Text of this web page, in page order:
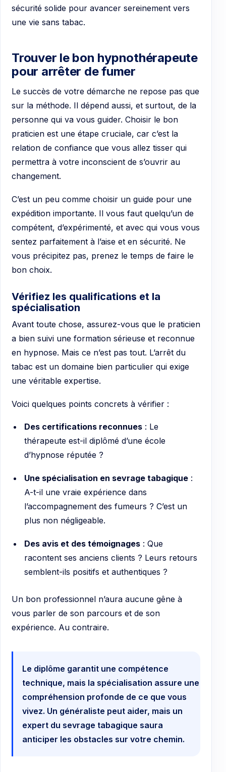
sécurité solide pour avancer sereinement vers
une vie sans tabac.
Trouver le bon hypnothérapeute
pour arrêter de fumer
Le succès de votre démarche ne repose pas que
sur la méthode. Il dépend aussi, et surtout, de la
personne qui va vous guider. Choisir le bon
praticien est une étape cruciale, car c’est la
relation de confiance que vous allez tisser qui
permettra à votre inconscient de s’ouvrir au
changement.
C’est un peu comme choisir un guide pour une
expédition importante. Il vous faut quelqu’un de
compétent, d’expérimenté, et avec qui vous vous
sentez parfaitement à l’aise et en sécurité. Ne
vous précipitez pas, prenez le temps de faire le
bon choix.
Vérifiez les qualifications et la
spécialisation
Avant toute chose, assurez-vous que le praticien
a bien suivi une formation sérieuse et reconnue
en hypnose. Mais ce n’est pas tout. L’arrêt du
tabac est un domaine bien particulier qui exige
une véritable expertise.
Voici quelques points concrets à vérifier :
Des certifications reconnues: Le
thérapeute est-il diplômé d’une école
d’hypnose réputée ?
Une spécialisation en sevrage tabagique:
A-t-il une vraie expérience dans
l’accompagnement des fumeurs ? C’est un
plus non négligeable.
Des avis et des témoignages: Que
racontent ses anciens clients ? Leurs retours
semblent-ils positifs et authentiques ?
Un bon professionnel n’aura aucune gêne à
vous parler de son parcours et de son
expérience. Au contraire.
Le diplôme garantit une compétence
technique, mais la spécialisation assure une
compréhension profonde de ce que vous
vivez. Un généraliste peut aider, mais un
expert du sevrage tabagique saura
anticiper les obstacles sur votre chemin.